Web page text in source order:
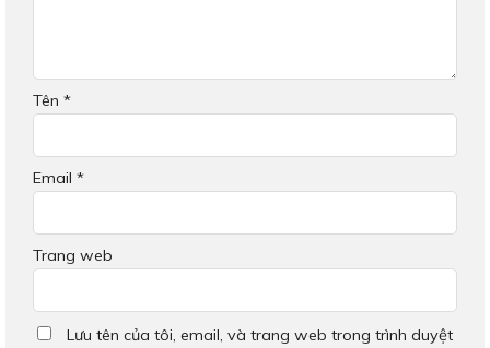
Tên *
Email *
Trang web
Lưu tên của tôi, email, và trang web trong trình duyệt